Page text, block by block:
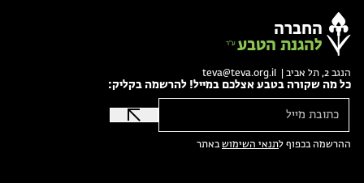
החברה
להגנת הטבע
הנגב 2, תל אביב | teva@teva.org.il
כל מה שקורה בטבע אצלכם במייל! להרשמה בקליק:
ההרשמה בכפוף לתנאי השימושבאתר